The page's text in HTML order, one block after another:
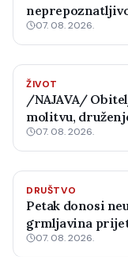
07. 08. 2026.
ŽIVOT
/NAJAVA/
molitvu,
07. 08. 2026.
DRUŠTVO
Petak donosi
grmljavina
07. 08. 2026.